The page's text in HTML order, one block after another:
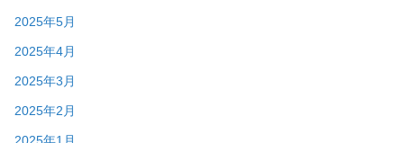
2025年5月
2025年4月
2025年3月
2025年2月
2025年1月